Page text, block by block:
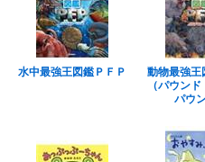
水中最強王図鑑ＰＦＰ
動物最強王
（パウン
パウ